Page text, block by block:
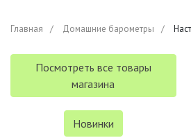
Главная Домашние барометры
Посмотреть все товары
магазина
Новинки